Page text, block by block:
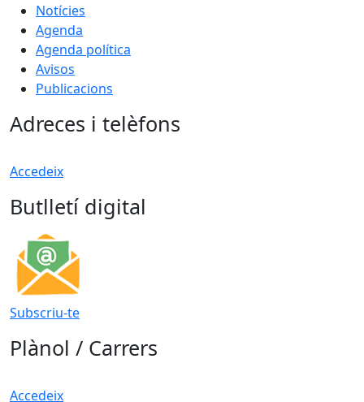
Notícies
Agenda
Agenda política
Avisos
Publicacions
Adreces i telèfons
Accedeix
Butlletí digital
Subscriu-te
Plànol / Carrers
Accedeix